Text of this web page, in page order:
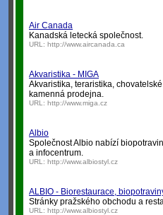
Air Canada
Kanadská letecká společnost.
URL: http://www.aircanada.ca
Akvaristika - MIGA
Akvaristika, teraristika,
kamenná prodejna.
URL: http://www.miga.cz
Albio
Společnost Albio nabízí
a infocentrum.
URL: http://www.albiostyl.cz
ALBIO - Biorestaurace,
Stránky pražského obchodu a
URL: http://www.albiostyl.cz